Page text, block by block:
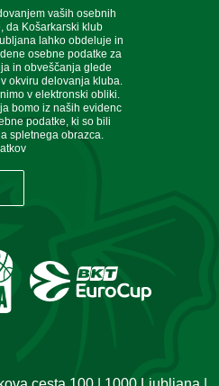
vaših osebnih
da Košarkarski klub
lahko obdeluje in
osebne podatke za
in obveščanja glede
okviru delovanja kluba.
v elektronski obliki.
bomo iz naših evidenc
podatke, ki so bili
spletnega obrazca.